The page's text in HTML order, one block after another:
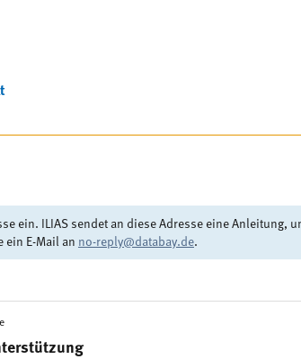
ein. ILIAS sendet an diese Adresse eine Anleitung,
E-Mail an no-reply@databay.de.